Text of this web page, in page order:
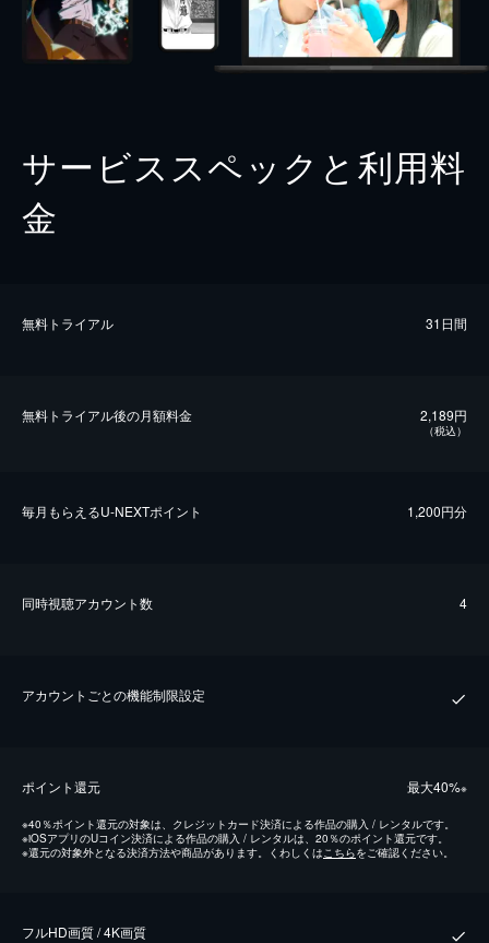
サービススペックと利用料
金
無料トライアル 31日間
無料トライアル後の⽉額料金 2,189円
（税込）
毎⽉もらえるU-NEXTポイント 1,200円分
同時視聴アカウント数 4
アカウントごとの機能制限設定
ポイント還元 最⼤40%※
※40％ポイント還元の対象は、クレジットカード決済による作品の購入 / レンタルです。
※iOSアプリのUコイン決済による作品の購入 / レンタルは、20％のポイント還元です。
※還元の対象外となる決済方法や商品があります。くわしくはこちらをご確認ください。
フルHD画質 / 4K画質